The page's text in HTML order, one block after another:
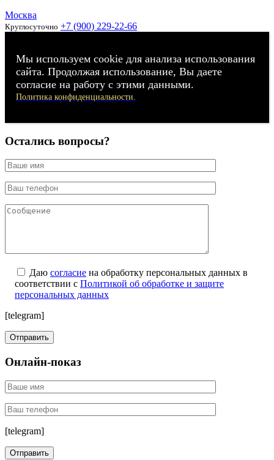
Москва
Круглосуточно +7 (900) 229-22-66
Мы используем cookie для анализа использования
сайта. Продолжая использование, Вы даете
согласие на работу с этими данными.
Политика конфиденциальности.
Остались вопросы?
Даю согласие на обработку персональных данных в
соответствии с Политикой об обработке и защите
персональных данных
[telegram]
Онлайн-показ
[telegram]